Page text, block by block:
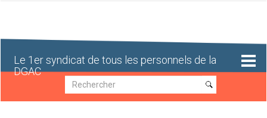
Le 1er syndicat de tous les personnels de la
DGAC
Recherche
Recherche